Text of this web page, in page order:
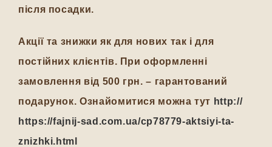
після посадки.
Акції та знижки як для нових так і для
постійних клієнтів. При оформленні
замовлення від 500 грн. – гарантований
подарунок. Ознайомитися можна тут http://
https://fajnij-sad.com.ua/cp78779-aktsiyi-ta-
znizhki.html